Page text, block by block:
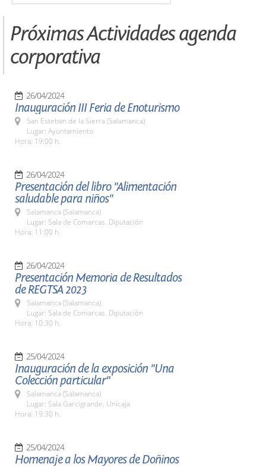
Próximas Actividades agenda
corporativa
26/04/2024
Inauguración III Feria de Enoturismo
San Esteban de la Sierra (Salamanca)
Lugar: Ayuntamiento
Hora: 19:00 h.
26/04/2024
Presentación del libro "Alimentación
saludable para niños"
Salamanca (Salamanca)
Lugar: Sala de Comarcas. Diputación
Hora: 11:00 h.
26/04/2024
Presentación Memoria de Resultados
de REGTSA 2023
Salamanca (Salamanca)
Lugar: Sala de Comarcas. Diputación
Hora: 10:30 h.
25/04/2024
Inauguración de la exposición "Una
Colección particular"
Salamanca (Salamanca)
Lugar: Sala Garcigrande. Unicaja
Hora: 19:30 h.
25/04/2024
Homenaje a los Mayores de Doñinos